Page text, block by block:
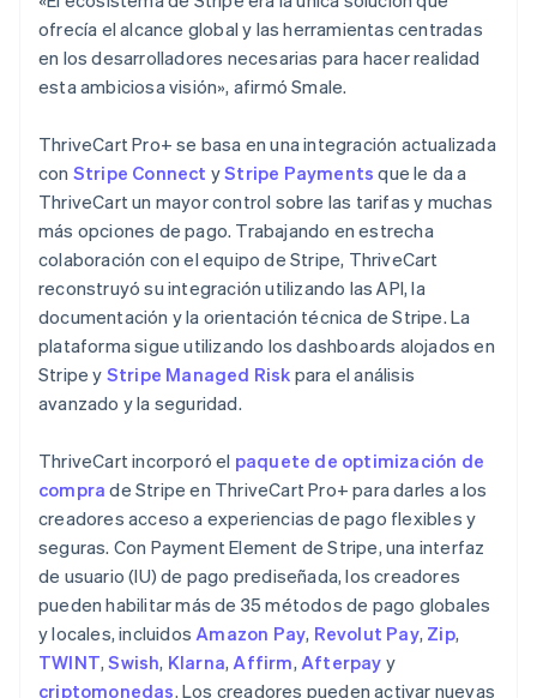
ofrecía el alcance global y las herramientas centradas
en los desarrolladores necesarias para hacer realidad
esta ambiciosa visión», afirmó Smale.
ThriveCart Pro+ se basa en una integración actualizada
con Stripe Connect yStripe Payments que le da a
ThriveCart un mayor control sobre las tarifas y muchas
más opciones de pago. Trabajando en estrecha
colaboración con el equipo de Stripe, ThriveCart
reconstruyó su integración utilizando las API, la
documentación y la orientación técnica de Stripe. La
plataforma sigue utilizando los dashboards alojados en
Stripe y Stripe Managed Risk para el análisis
avanzado y la seguridad.
ThriveCart incorporó el paquete de optimización de
compra de Stripe en ThriveCart Pro+ para darles a los
creadores acceso a experiencias de pago flexibles y
seguras. Con Payment Element de Stripe, una interfaz
de usuario (IU) de pago prediseñada, los creadores
pueden habilitar más de 35 métodos de pago globales
y locales, incluidos Amazon Pay, Revolut Pay, Zip,
TWINT,Swish, Klarna, Affirm, Afterpay y
criptomonedas. Los creadores pueden activar nuevas